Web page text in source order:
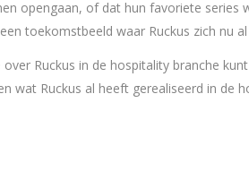
opengaan, of dat hun favoriete series
toekomstbeeld waar Ruckus zich nu
Ruckus in de hospitality branche
wat Ruckus al heeft gerealiseerd in de